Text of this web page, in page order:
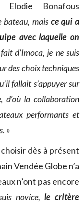
Bonafous
bateau, mais ce qui a
avec laquelle on
d’Imoca, je ne suis
des choix techniques
fallait s’appuyer sur
d’où la collaboration
performants et
»
dès à présent
Vendée Globe n’a
n’ont pas encore
novice,le critère